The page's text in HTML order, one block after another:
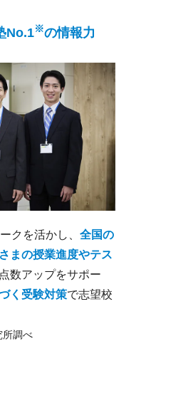
No.1※の情報力
クを活かし、全国の
まの授業進度やテス
数アップをサポー
く受験対策で志望校
調べ